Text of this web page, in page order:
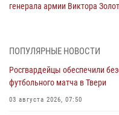
генерала армии Виктора
31 июля 2026, 05:42 4
Росгвардейцы в Твери
Дню Крещения Руси
28 июля 2026, 11:30
ПОПУЛЯРНЫЕ НОВОСТИ
Росгвардейцы обеспечили
футбольного матча в Твери
03 августа 2026, 07:50